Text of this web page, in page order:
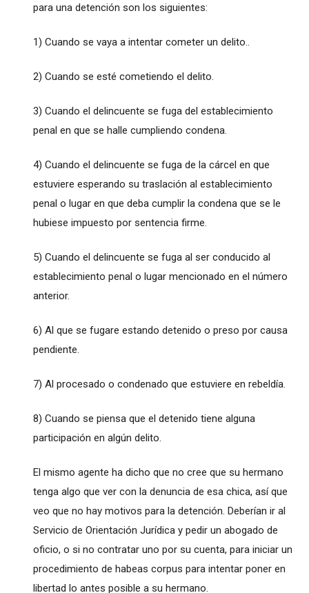
para una detención son los siguientes:
1) Cuando se vaya a intentar cometer un delito..
2) Cuando se esté cometiendo el delito.
3) Cuando el delincuente se fuga del establecimiento
penal en que se halle cumpliendo condena.
4) Cuando el delincuente se fuga de la cárcel en que
estuviere esperando su traslación al establecimiento
penal o lugar en que deba cumplir la condena que se le
hubiese impuesto por sentencia firme.
5) Cuando el delincuente se fuga al ser conducido al
establecimiento penal o lugar mencionado en el número
anterior.
6) Al que se fugare estando detenido o preso por causa
pendiente.
7) Al procesado o condenado que estuviere en rebeldía.
8) Cuando se piensa que el detenido tiene alguna
participación en algún delito.
El mismo agente ha dicho que no cree que su hermano
tenga algo que ver con la denuncia de esa chica, así que
veo que no hay motivos para la detención. Deberían ir al
Servicio de Orientación Jurídica y pedir un abogado de
oficio, o si no contratar uno por su cuenta, para iniciar un
procedimiento de habeas corpus para intentar poner en
libertad lo antes posible a su hermano.